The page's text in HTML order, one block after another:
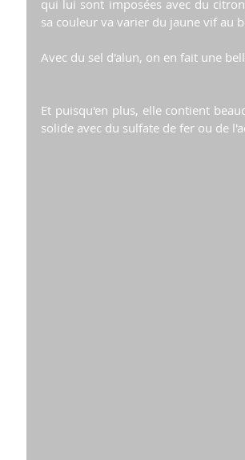
qui lui sont imposées avec du
sa couleur va varier du jaune vif au
Avec du sel d'alun, on en fait une
Et puisqu'en plus, elle contient
solide avec du sulfate de fer ou de